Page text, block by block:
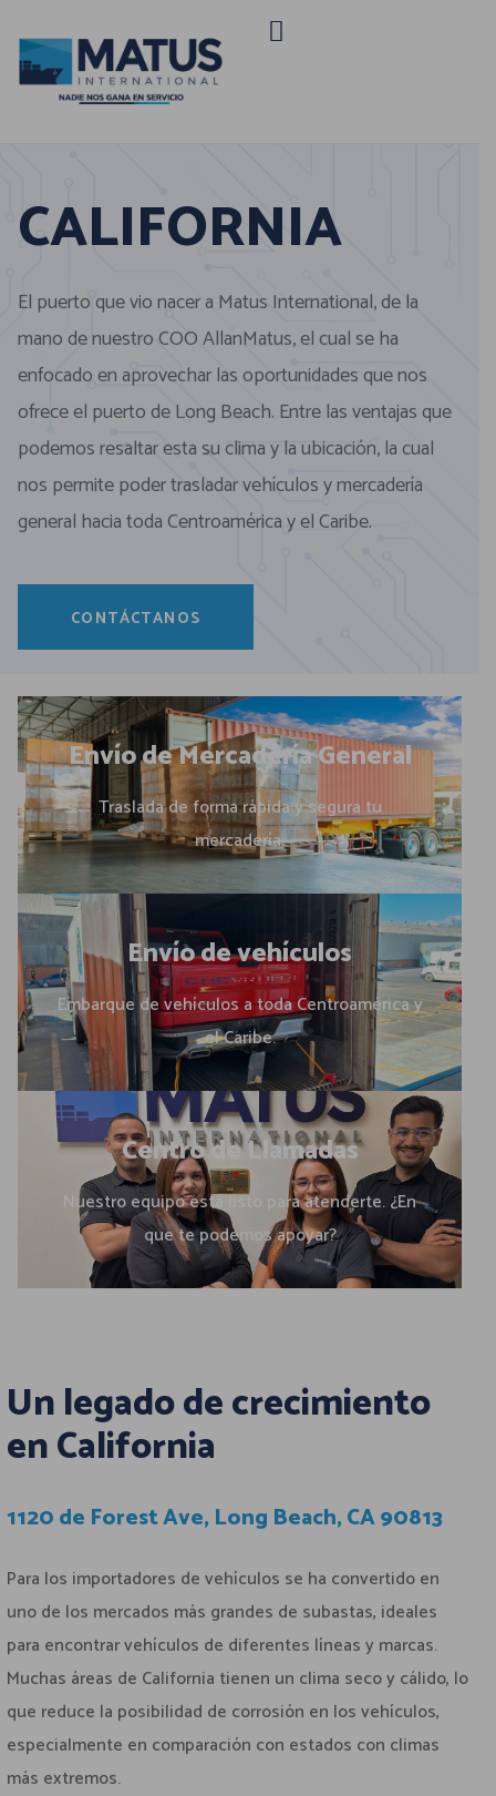
CALIFORNIA
El puerto que vio nacer a Matus International, de la
mano de nuestro COO AllanMatus, el cual se ha
enfocado en aprovechar las oportunidades que nos
ofrece el puerto de Long Beach. Entre las ventajas que
podemos resaltar esta su clima y la ubicación, la cual
nos permite poder trasladar vehículos y mercadería
general hacia toda Centroamérica y el Caribe.
CONTÁCTANOS
Envío de Mercadería General
Traslada de forma rápida y segura tu
mercadería.
Envío de vehículos
Embarque de vehículos a toda Centroamérica y
el Caribe.
Centro de Llamadas
Nuestro equipo está listo para atenderte. ¿En
que te podemos apoyar?
Un legado de crecimiento
en California
1120 de Forest Ave, Long Beach, CA 90813
Para los importadores de vehículos se ha convertido en
uno de los mercados más grandes de subastas, ideales
para encontrar vehículos de diferentes líneas y marcas.
Muchas áreas de California tienen un clima seco y cálido, lo
que reduce la posibilidad de corrosión en los vehículos,
especialmente en comparación con estados con climas
más extremos.